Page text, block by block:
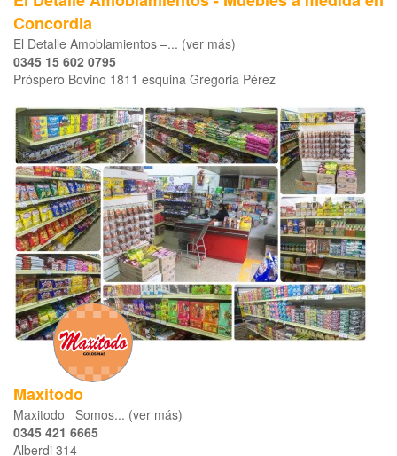
Concordia
El Detalle Amoblamientos –... (ver más)
0345 15 602 0795
Próspero Bovino 1811 esquina Gregoria Pérez
Maxitodo
Maxitodo Somos... (ver más)
0345 421 6665
Alberdi 314